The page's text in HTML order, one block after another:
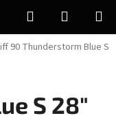
Hľadať
KOŠÍK
90 Thunderstorm Blue S
S 28"